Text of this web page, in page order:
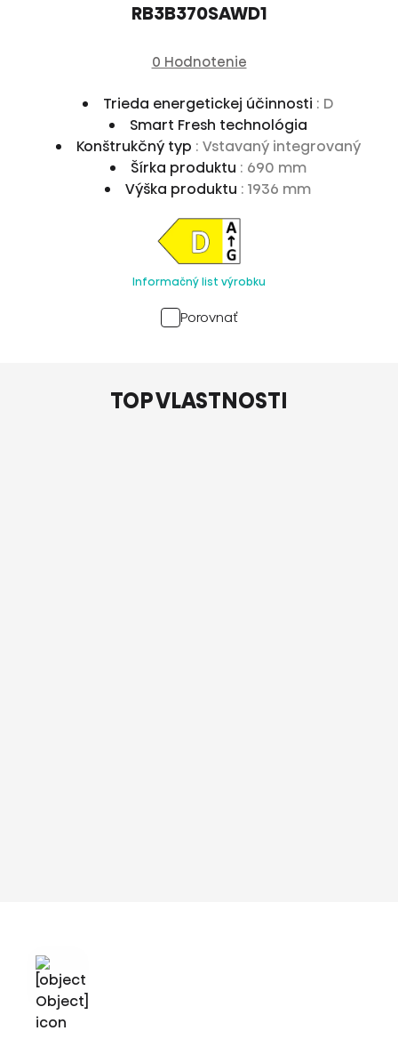
RB3B370SAWD1
0 Hodnotenie
Trieda energetickej účinnosti : D
Smart Fresh technológia
Konštrukčný typ : Vstavaný integrovaný
Šírka produktu : 690 mm
Výška produktu : 1936 mm
Informačný list výrobku
Porovnať
TOP VLASTNOSTI